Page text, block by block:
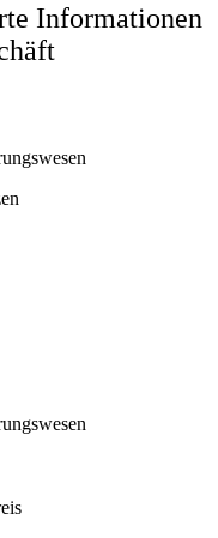
Informationen